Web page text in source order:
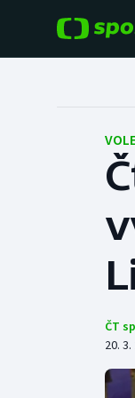
Hokej
Tenis
ČT
20. 3.